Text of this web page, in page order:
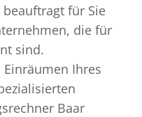
für Sie
die für
sind.
Ihres
Baar